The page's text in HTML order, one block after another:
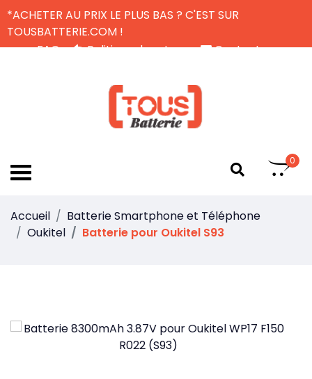
*ACHETER AU PRIX LE PLUS BAS ? C'EST SUR
TOUSBATTERIE.COM !
FAQ
Politique de retour
Contactez-nous
0
Accueil
Batterie Smartphone et Téléphone
Oukitel
Batterie pour Oukitel S93